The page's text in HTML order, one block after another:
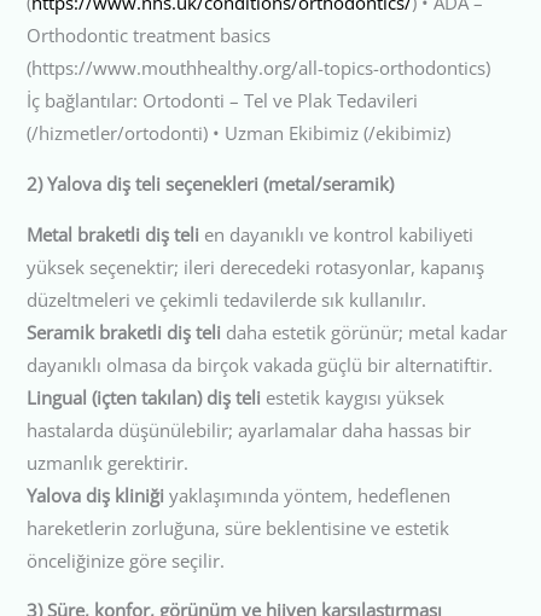
Orthodontic treatment basics
(https://www.mouthhealthy.org/all-topics-orthodontics)
İç bağlantılar: Ortodonti – Tel ve Plak Tedavileri
(/hizmetler/ortodonti) • Uzman Ekibimiz (/ekibimiz)
2) Yalova diş teli seçenekleri (metal/seramik)
Metal braketli diş teli en dayanıklı ve kontrol kabiliyeti
yüksek seçenektir; ileri derecedeki rotasyonlar, kapanış
düzeltmeleri ve çekimli tedavilerde sık kullanılır.
Seramik braketli diş teli daha estetik görünür; metal kadar
dayanıklı olmasa da birçok vakada güçlü bir alternatiftir.
Lingual (içten takılan) diş teli estetik kaygısı yüksek
hastalarda düşünülebilir; ayarlamalar daha hassas bir
uzmanlık gerektirir.
Yalova diş kliniği yaklaşımında yöntem, hedeflenen
hareketlerin zorluğuna, süre beklentisine ve estetik
önceliğinize göre seçilir.
3) Süre, konfor, görünüm ve hijyen karşılaştırması